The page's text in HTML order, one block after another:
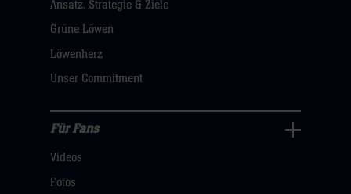
Navigation
öffnen,
dann
klicken
hier
Ansatz, Strategie & Ziele
Grüne Löwen
Löwenherz
Unser Commitment
Fans
Navigation
Für Fans
Videos
Fotos